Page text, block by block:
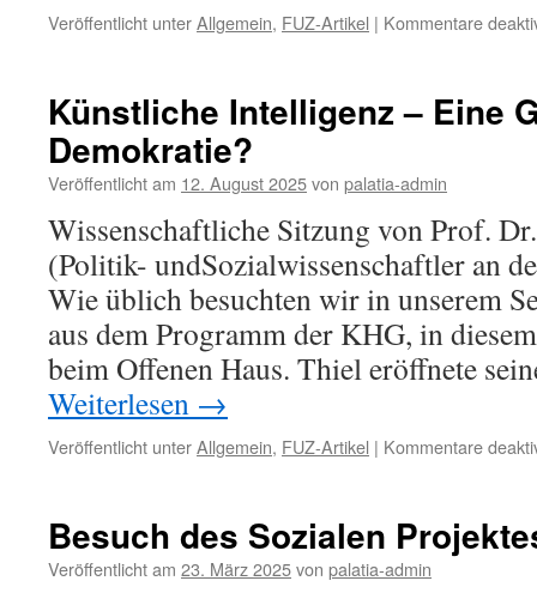
Veröffentlicht unterAllgemein, FUZ-Artikel | Kommentare
Künstliche Intelligenz – Eine
Demokratie?
Veröffentlicht am 12. August 2025von palatia-admin
Wissenschaftliche Sitzung von Prof.
(Politik- undSozialwissenschaftler an
Wie üblich besuchten wir in unserem
aus dem Programm der KHG, in
beim Offenen Haus. Thiel eröffnete
Weiterlesen →
Veröffentlicht unterAllgemein, FUZ-Artikel | Kommentare
Besuch des Sozialen
Veröffentlicht am 23. März 2025von palatia-admin